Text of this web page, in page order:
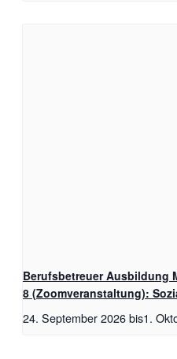
Berufsbetreuer Ausbildung
8 (Zoomveranstaltung):
24. September 2026bis1.